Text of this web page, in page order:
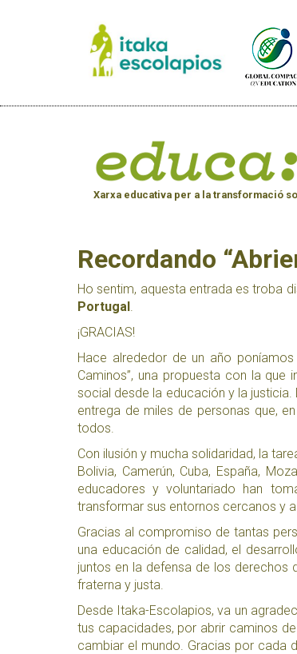
Xarxa educativa per a la transformació
Recordando
Ho sentim, aquesta entrada es troba
Portugal
¡GRACIAS!
Hace alrededor de un año
Caminos”, una propuesta con la
social desde la educación y la
entrega de miles de personas que,
todos.​
Con ilusión y mucha solidaridad, la
Bolivia, Camerún, Cuba, España,
educadores y voluntariado han
transformar sus entornos cercanos y
Gracias al compromiso de tantas
una educación de calidad, el
juntos en la defensa de los derechos
fraterna y justa.​
Desde Itaka-Escolapios, va un
tus capacidades, por abrir caminos
cambiar el mundo. Gracias por cada